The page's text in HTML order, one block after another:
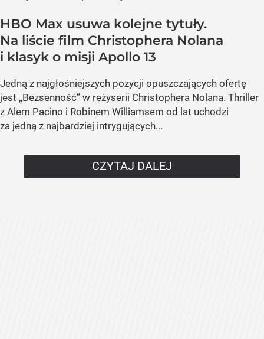
HBO Max usuwa kolejne tytuły.
Na liście film Christophera Nolana
i klasyk o misji Apollo 13
Jedną z najgłośniejszych pozycji opuszczających ofertę
jest „Bezsenność” w reżyserii Christophera Nolana. Thriller
z Alem Pacino i Robinem Williamsem od lat uchodzi
za jedną z najbardziej intrygujących...
CZYTAJ DALEJ